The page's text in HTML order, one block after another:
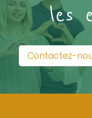
les
Contactez-